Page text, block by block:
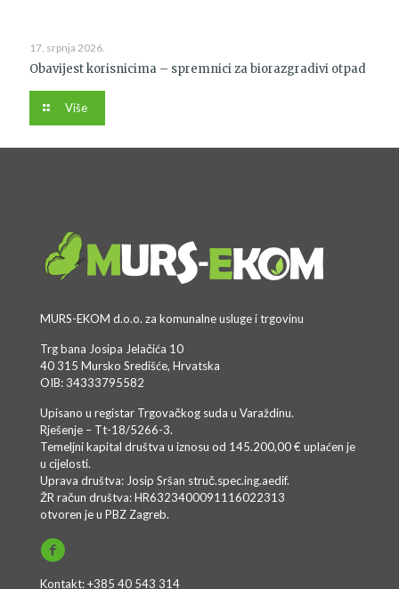
17. srpnja 2026.
Obavijest korisnicima – spremnici za biorazgradivi otpad
Više
MURS-EKOM d.o.o. za komunalne usluge i trgovinu
Trg bana Josipa Jelačića 10
40 315 Mursko Središće, Hrvatska
OIB: 34333795582
Upisano u registar Trgovačkog suda u Varaždinu.
Rješenje – Tt-18/5266-3.
Temeljni kapital društva u iznosu od 145.200,00 € uplaćen je
u cijelosti.
Uprava društva: Josip Sršan struč.spec.ing.aedif.
ŽR račun društva: HR6323400091116022313
otvoren je u PBZ Zagreb.
Kontakt: +385 40 543 314